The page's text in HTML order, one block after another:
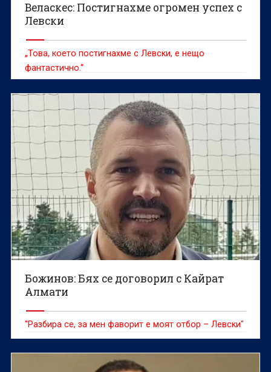
Веласкес: Постигнахме огромен успех с
Левски
„Това, което постигнахме с Левски, е нещо
фантастично.“
Божинов: Бях се договорил с Кайрат
Алмати
"Разбира се, за мен фаворит е моят отбор – Левски"